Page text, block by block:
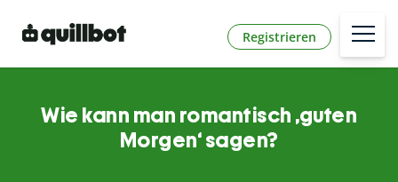
Registrieren
Wie kann man romantisch ‚guten
Morgen‘ sagen?